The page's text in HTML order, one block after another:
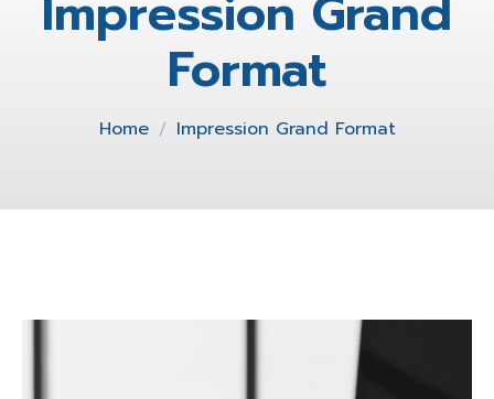
Format
Home Impression Grand Format